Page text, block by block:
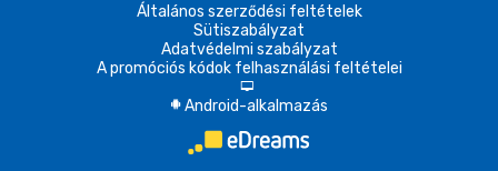
Általános szerződési feltételek
Sütiszabályzat
Adatvédelmi szabályzat
A promóciós kódok felhasználási feltételei
d
A Android-alkalmazás